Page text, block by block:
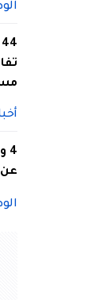
عن